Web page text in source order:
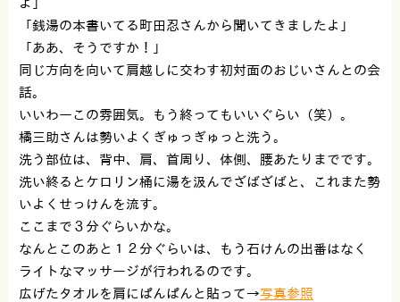
「銭湯の本書いてる町田忍さんから聞いてきましたよ」
「ああ、そうですか！」
同じ方向を向いて肩越しに交わす初対面のおじいさんとの会
話。
いいわーこの雰囲気。もう終ってもいいぐらい（笑）。
橘三助さんは勢いよくぎゅっぎゅっと洗う。
洗う部位は、背中、肩、首周り、体側、腰あたりまでです。
洗い終るとケロリン桶に湯を汲んでざばざばと、これまた勢
いよくせっけんを流す。
ここまで３分ぐらいかな。
なんとこのあと１２分ぐらいは、もう石けんの出番はなく
ライトなマッサージが行われるのです。
広げたタオルを肩にぱんぱんと貼って→写真参照